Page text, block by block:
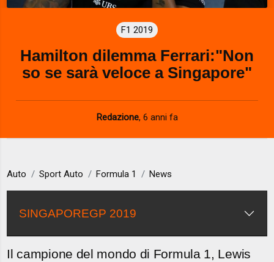
F1 2019
Hamilton dilemma Ferrari:"Non
so se sarà veloce a Singapore"
Redazione, 6 anni fa
Auto Sport Auto Formula 1 News
SINGAPOREGP 2019
Il campione del mondo di Formula 1, Lewis